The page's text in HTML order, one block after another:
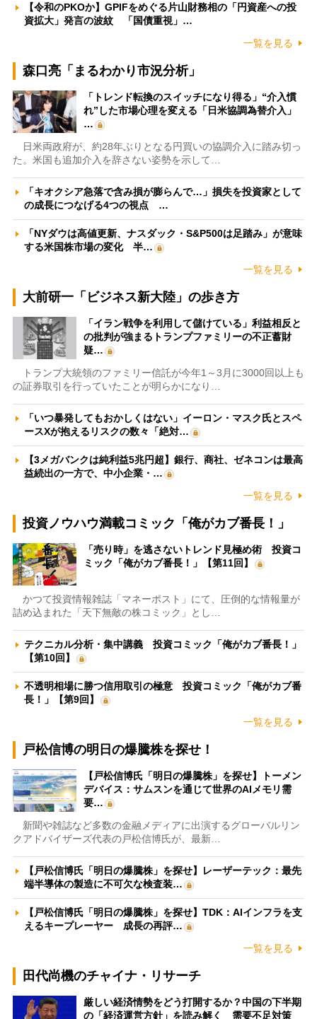
【令和のPKOか】GPIFをめぐる片山財務相の「円資産への投
資拡大」発言の波紋 「国債重視」…
一覧を見る
森口亮「まるわかり市況分析」
「トレンド転換のスイッチになり得る」“介入慣
れ”した市場心理を変える「日米協調為替介入」
…
日米両政府が、約28年ぶりとなる円買いの協調介入に踏み切っ
た。米国も追加介入を辞さない姿勢を示して…
「キオクシア急落で含み損が膨らんで…」損失を投資家として
の成長につなげる4つの視点 …
「NYダウは高値更新、ナスダック・S&P500は足踏み」が意味
する米国株市場の変化 半…
一覧を見る
大前研一「ビジネス新大陸」の歩き方
「イラン戦争を利用して儲けている」利益相反と
の批判が強まるトランプファミリーの不正蓄財
疑…
トランプ大統領のファミリー信託が今年1～3月に3000回以上も
の証券取引を行っていたことが明らかになり…
「いつ暴発してもおかしくはない」イーロン・マスク氏とスペ
ースXが抱えるリスクの数々「絶対…
【3メガバンクは純利益5兆円超】銀行、商社、ゼネコンは最高
益続出の一方で、中小企業・…
一覧を見る
投資ノウハウ満載コミック「俺がカブ番長！」
「売り時」を逃さないトレンド見極め術 投資コ
ミック「俺がカブ番長！」【第11回】
かつて投資情報雑誌「マネーポスト」にて、圧倒的な情報量が
詰め込まれた「天下無敵の株コミック」とし…
テクニカル分析・集中講義 投資コミック「俺がカブ番長！」
【第10回】
不透明相場に勝つ信用取引の極意 投資コミック「俺がカブ番
長！」【第9回】
一覧を見る
戸松信博の明日の爆騰株を探せ！
【戸松信博氏「明日の爆騰株」を探せ】トーメン
デバイス：サムスンを通じて世界のAIメモリ需
要…
新聞や雑誌など多数の金融メディアに出演するグローバルリン
クアドバイザーズ代表の戸松信博氏が、最新…
【戸松信博氏「明日の爆騰株」を探せ】レーザーテック：最先
端半導体の製造に不可欠な検査装…
【戸松信博氏「明日の爆騰株」を探せ】TDK：AIインフラを支
えるキープレーヤー 成長の再評…
一覧を見る
田代尚機のチャイナ・リサーチ
厳しい経済情勢をどう打開するか？中国の下半期
の「経済運営方針」を読み解く 需要不足対策